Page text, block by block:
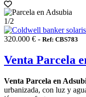
1/2
320.000 € - Ref: CBS783
Venta Parcela
Venta Parcela en
urbanizada, con luz y